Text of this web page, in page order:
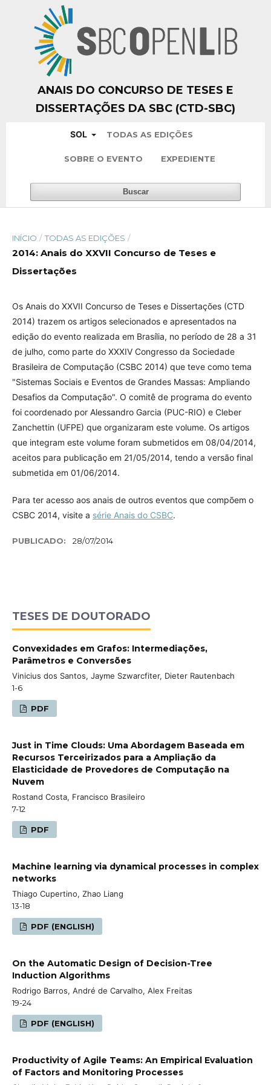
ANAIS DO CONCURSO DE TESES E
DISSERTAÇÕES DA SBC (CTD-SBC)
SOL TODAS AS EDIÇÕES
SOBRE O EVENTO EXPEDIENTE
Buscar
INÍCIO / TODAS AS EDIÇÕES /
2014: Anais do XXVII Concurso de Teses e
Dissertações
Os Anais do XXVII Concurso de Teses e Dissertações (CTD
2014) trazem os artigos selecionados e apresentados na
edição do evento realizada em Brasília, no período de 28 a 31
de julho, como parte do XXXIV Congresso da Sociedade
Brasileira de Computação (CSBC 2014) que teve como tema
"Sistemas Sociais e Eventos de Grandes Massas: Ampliando
Desafios da Computação". O comitê de programa do evento
foi coordenado por Alessandro Garcia (PUC-RIO) e Cleber
Zanchettin (UFPE) que organizaram este volume. Os artigos
que integram este volume foram submetidos em 08/04/2014,
aceitos para publicação em 21/05/2014, tendo a versão final
submetida em 01/06/2014.
Para ter acesso aos anais de outros eventos que compõem o
CSBC 2014, visite a série Anais do CSBC.
PUBLICADO: 28/07/2014
TESES DE DOUTORADO
Convexidades em Grafos: Intermediações,
Parâmetros e Conversões
Vinicius dos Santos, Jayme Szwarcfiter, Dieter Rautenbach
1-6
PDF
Just in Time Clouds: Uma Abordagem Baseada em
Recursos Terceirizados para a Ampliação da
Elasticidade de Provedores de Computação na
Nuvem
Rostand Costa, Francisco Brasileiro
7-12
PDF
Machine learning via dynamical processes in complex
networks
Thiago Cupertino, Zhao Liang
13-18
PDF (ENGLISH)
On the Automatic Design of Decision-Tree
Induction Algorithms
Rodrigo Barros, André de Carvalho, Alex Freitas
19-24
PDF (ENGLISH)
Productivity of Agile Teams: An Empirical Evaluation
of Factors and Monitoring Processes